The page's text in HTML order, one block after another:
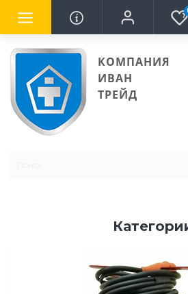
КОМПАНИЯ
ИВАН
ТРЕЙД